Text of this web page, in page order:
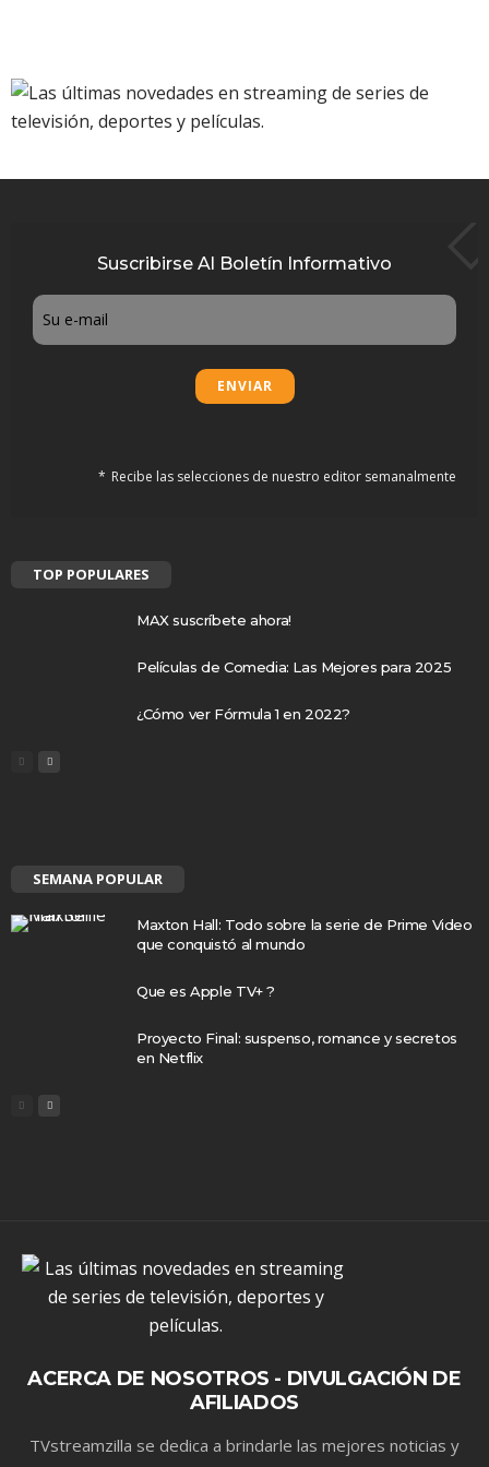
Suscribirse Al Boletín Informativo
Email
Recibe las selecciones de nuestro editor semanalmente
TOP POPULARES
MAX suscríbete ahora!
Películas de Comedia: Las Mejores para 2025
¿Cómo ver Fórmula 1 en 2022?
SEMANA POPULAR
Maxton Hall: Todo sobre la serie de Prime Video
que conquistó al mundo
Que es Apple TV+ ?
Proyecto Final: suspenso, romance y secretos
en Netflix
ACERCA DE NOSOTROS - DIVULGACIÓN DE
AFILIADOS
TVstreamzilla se dedica a brindarle las mejores noticias y